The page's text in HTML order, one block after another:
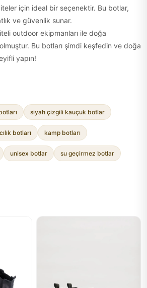
için ideal bir seçenektir. Bu botlar,
ve güvenlik sunar.
outdoor ekipmanları ile doğa
olmuştur. Bu botları şimdi keşfedin ve doğa
yapın!
siyah çizgili kauçuk botlar
botları kamp botları
unisex botlar su geçirmez botlar